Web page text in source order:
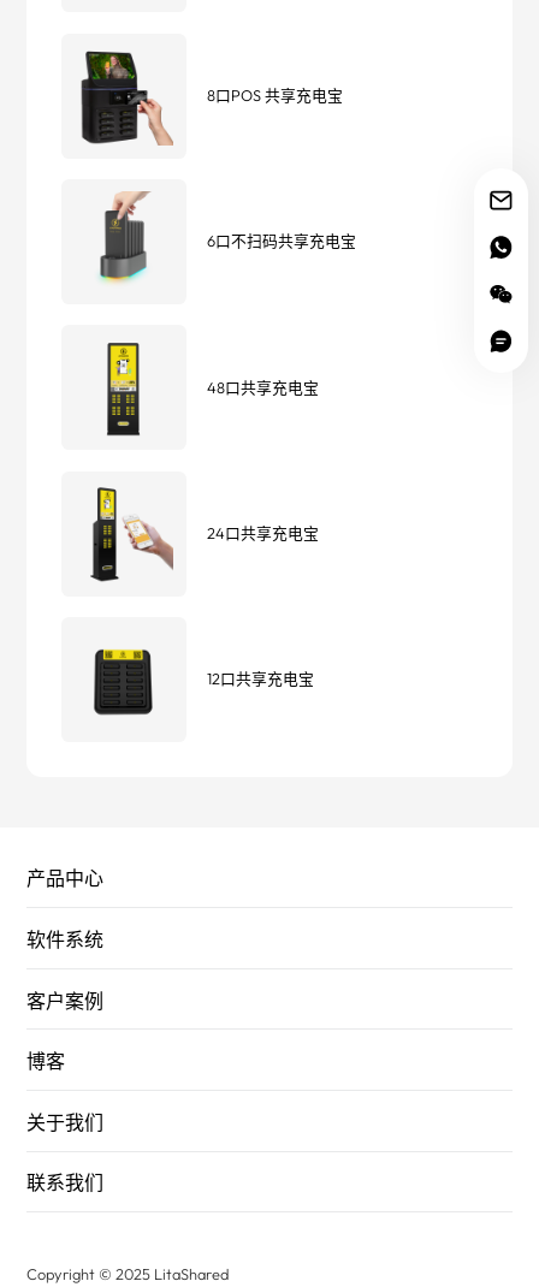
8口POS 共享充电宝
6口不扫码共享充电宝
48口共享充电宝
24口共享充电宝
12口共享充电宝
产品中心
软件系统
客户案例
博客
关于我们
联系我们
Copyright © 2025 LitaShared